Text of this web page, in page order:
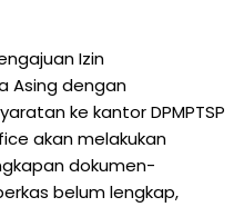
Izin
Asing dengan
ke kantor DPMPTSP
akan melakukan
dokumen-
belum lengkap,